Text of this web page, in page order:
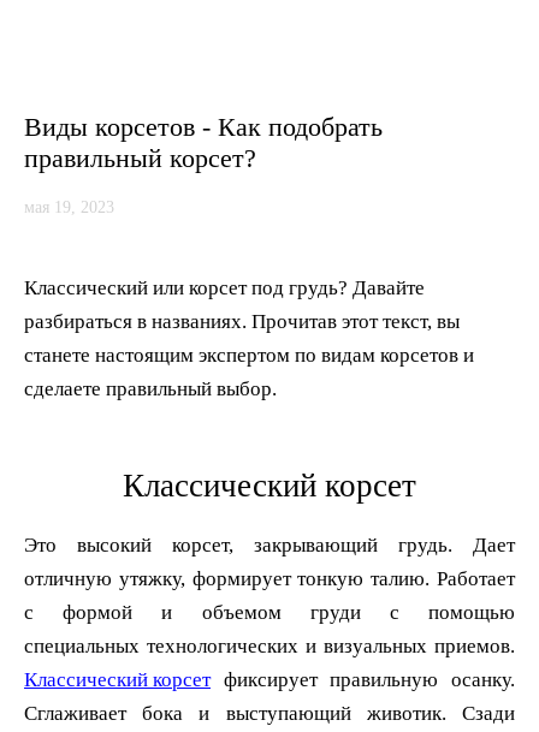
мая 19, 2023
Виды корсетов - Как подобрать
правильный корсет?
Классический или корсет под грудь? Давайте
разбираться в названиях. Прочитав этот текст, вы
станете настоящим экспертом по видам корсетов и
сделаете правильный выбор.
Классический корсет
Это высокий корсет, закрывающий грудь. Дает
отличную утяжку, формирует тонкую талию. Работает
с формой и объемом груди с помощью
Классический корсетфиксирует правильную осанку.
Сглаживает бока и выступающий животик. Сзади